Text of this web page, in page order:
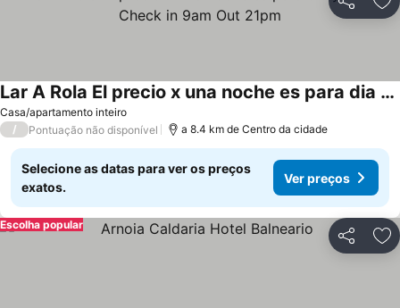
Partilhar
Casa/apartamento inteiro
Lar A Rola El precio x una noche es para dia y medio Check in 9am Out 21pm
/ Pontuação não disponível a 8.4 km de Centro da cidade
Selecione as datas para ver os preços
exatos.
Ver preços
Partilhar
Escolha popular